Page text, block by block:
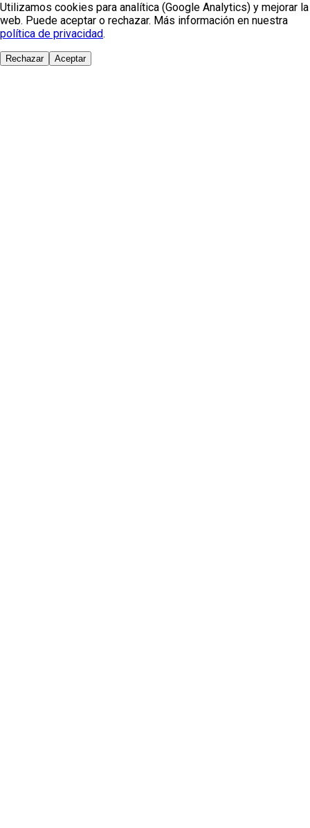
Utilizamos cookies para analítica (Google Analytics) y mejorar la
web. Puede aceptar o rechazar. Más información en nuestra
política de privacidad.
Rechazar Aceptar